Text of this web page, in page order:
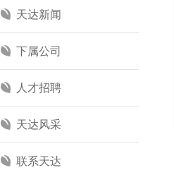
天达新闻
下属公司
人才招聘
天达风采
联系天达